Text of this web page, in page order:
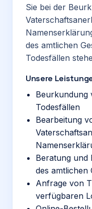
Sie bei der
des amtlichen
Todesfällen
Unsere
Beurkundung
Todesfällen
Bearbeitung
Beratung und
des amtlichen
Anfrage von
verfügbaren